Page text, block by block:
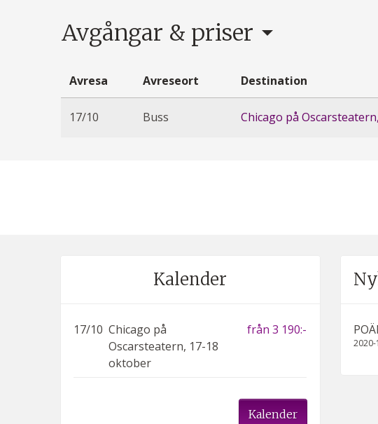
Avgångar & priser
Avresa Avreseort Destination
17/10 Buss Chicago på
Kalender
17/10 Chicago på
Oscarsteatern, 17-18
oktober
från 3 190:-
Kalender